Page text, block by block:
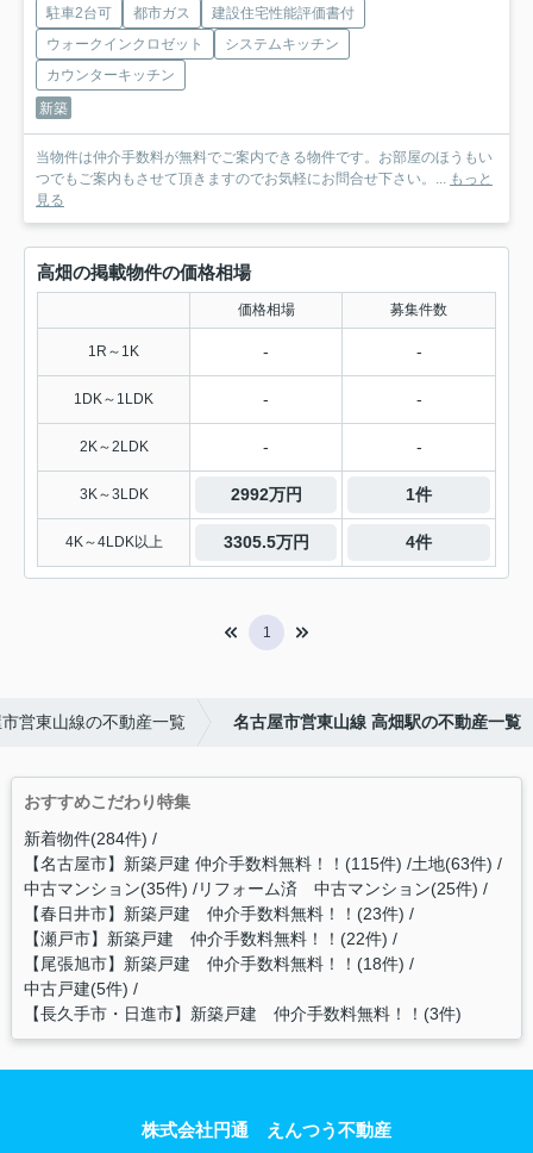
駐車2台可 都市ガス
建設住宅性能評価書付
ウォークインクロゼット
システムキッチン
カウンターキッチン
新築
当物件は仲介手数料が無料でご案内できる物件です。お部屋のほうもい
つでもご案内もさせて頂きますのでお気軽にお問合せ下さい。... もっと
見る
高畑の掲載物件の価格相場
価格相場 募集件数
1R～1K - -
1DK～1LDK - -
2K～2LDK - -
3K～3LDK 2992万円 1件
4K～4LDK以上 3305.5万円 4件
1
営東山線の不動産一覧 名古屋市営東山線 高畑駅の不動産一覧
おすすめこだわり特集
新着物件(284件)
【名古屋市】新築戸建 仲介手数料無料！！(115件) 土地(63件)
中古マンション(35件) リフォーム済 中古マンション(25件)
【春日井市】新築戸建 仲介手数料無料！！(23件)
【瀬戸市】新築戸建 仲介手数料無料！！(22件)
【尾張旭市】新築戸建 仲介手数料無料！！(18件)
中古戸建(5件)
【長久手市・日進市】新築戸建 仲介手数料無料！！(3件)
株式会社円通 えんつう不動産